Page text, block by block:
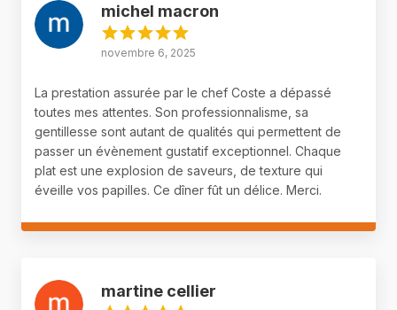
michel macron
novembre 6, 2025
La prestation assurée par le chef Coste a dépassé
toutes mes attentes. Son professionnalisme, sa
gentillesse sont autant de qualités qui permettent de
passer un évènement gustatif exceptionnel. Chaque
plat est une explosion de saveurs, de texture qui
éveille vos papilles. Ce dîner fût un délice. Merci.
martine cellier